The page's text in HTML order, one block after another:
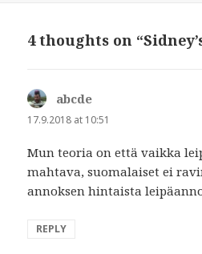
4 thoughts on
abcde
17.9.2018 at 10:51
Mun teoria on että vaikka
mahtava, suomalaiset ei
annoksen hintaista
REPLY